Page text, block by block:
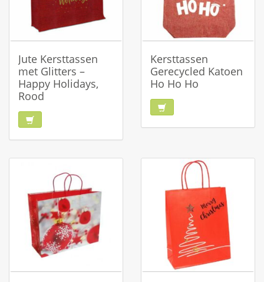
Jute Kersttassen
met Glitters –
Happy Holidays,
Rood
Kersttassen
Gerecycled Katoen
Ho Ho Ho